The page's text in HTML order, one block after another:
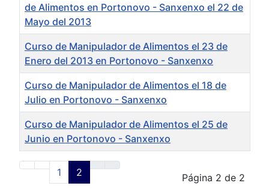
de Alimentos en Portonovo - Sanxenxo el 22 de
Mayo del 2013
Curso de Manipulador de Alimentos el 23 de
Enero del 2013 en Portonovo - Sanxenxo
Curso de Manipulador de Alimentos el 18 de
Julio en Portonovo - Sanxenxo
Curso de Manipulador de Alimentos el 25 de
Junio en Portonovo - Sanxenxo
Página 2 de 2
1 2